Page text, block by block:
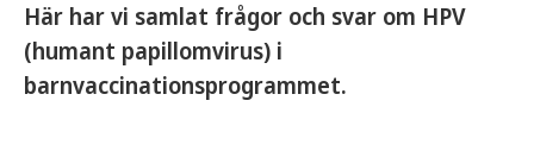
Här har vi samlat frågor och svar om HPV
(humant papillomvirus) i
barnvaccinationsprogrammet.